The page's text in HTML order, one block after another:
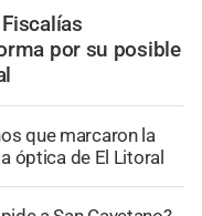
Fiscalías
por su posible
que marcaron la
óptica de El Litoral